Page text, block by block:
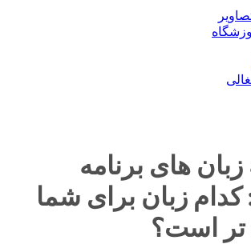
های برنامه
زبان برای شما
است؟